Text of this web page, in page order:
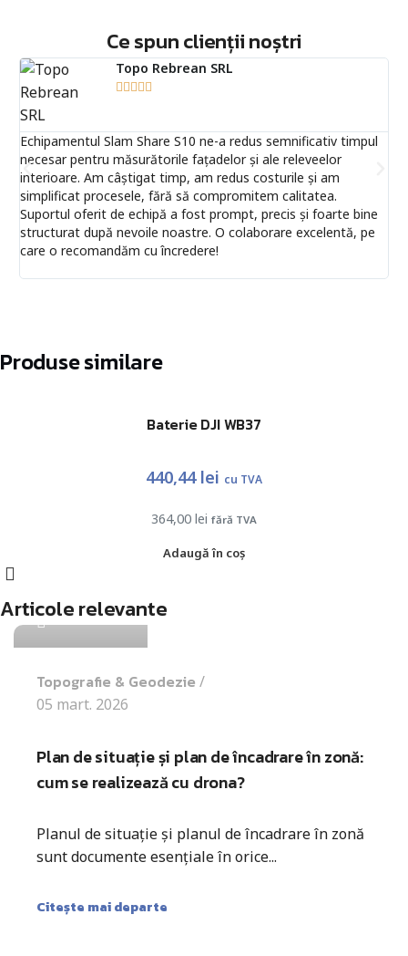
Ce spun clienții noștri
Topo Rebrean SRL
    
Echipamentul Slam Share S10 ne-a redus semnificativ timpul
necesar pentru măsurătorile fațadelor și ale releveelor
interioare. Am câștigat timp, am redus costurile și am
simplificat procesele, fără să compromitem calitatea.
Suportul oferit de echipă a fost prompt, precis și foarte bine
structurat după nevoile noastre. O colaborare excelentă, pe
care o recomandăm cu încredere!
Produse similare
Baterie DJI WB37
364,00 lei fără TVA
440,44 lei cu TVA
Adaugă în coș
Articole relevante
Topografie & Geodezie
05 mart. 2026
Plan de situație și plan de încadrare în zonă:
cum se realizează cu drona?
Planul de situație și planul de încadrare în zonă
sunt documente esențiale în orice...
Citește mai departe